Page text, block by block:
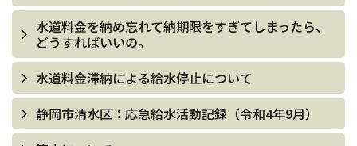
水道料金を納め忘れて納期限をすぎてしまったら、
どうすればいいの。
水道料金滞納による給水停止について
静岡市清水区：応急給水活動記録（令和4年9月）